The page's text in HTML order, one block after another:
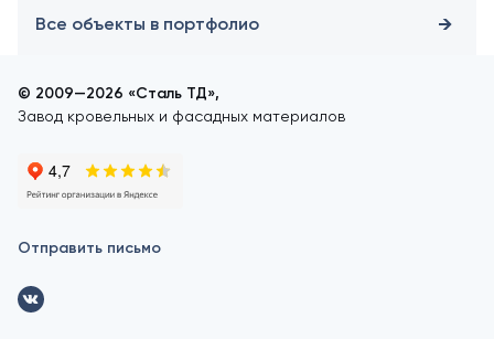
Все объекты в портфолио
© 2009—2026 «Сталь ТД»,
Завод кровельных и фасадных материалов
Отправить письмо